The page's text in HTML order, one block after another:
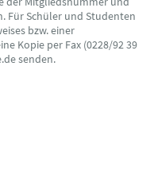
Für Schüler und Studenten
bzw. einer
Kopie per Fax (0228/92 39
senden.